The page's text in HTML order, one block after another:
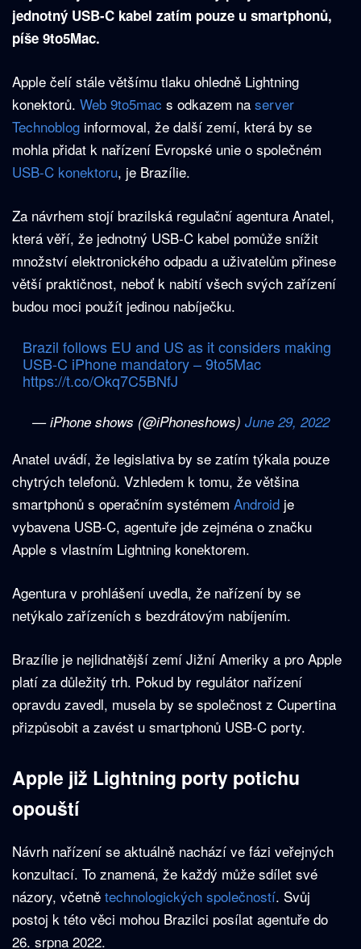
jednotný USB-C kabel zatím pouze u smartphonů,
píše 9to5Mac.
Apple čelí stále většímu tlaku ohledně Lightning
konektorů. Web 9to5mac s odkazem na server
Technoblog informoval, že další zemí, která by se
mohla přidat k nařízení Evropské unie o společném
USB-C konektoru, je Brazílie.
Za návrhem stojí brazilská regulační agentura Anatel,
která věří, že jednotný USB-C kabel pomůže snížit
množství elektronického odpadu a uživatelům přinese
větší praktičnost, neboť k nabití všech svých zařízení
budou moci použít jedinou nabíječku.
Brazil follows EU and US as it considers making
USB-C iPhone mandatory – 9to5Mac
https://t.co/Okq7C5BNfJ
— iPhone shows (@iPhoneshows) June 29, 2022
Anatel uvádí, že legislativa by se zatím týkala pouze
chytrých telefonů. Vzhledem k tomu, že většina
smartphonů s operačním systémem Android je
vybavena USB-C, agentuře jde zejména o značku
Apple s vlastním Lightning konektorem.
Agentura v prohlášení uvedla, že nařízení by se
netýkalo zařízeních s bezdrátovým nabíjením.
Brazílie je nejlidnatější zemí Jižní Ameriky a pro Apple
platí za důležitý trh. Pokud by regulátor nařízení
opravdu zavedl, musela by se společnost z Cupertina
přizpůsobit a zavést u smartphonů USB-C porty.
Apple již Lightning porty potichu
opouští
Návrh nařízení se aktuálně nachází ve fázi veřejných
konzultací. To znamená, že každý může sdílet své
názory, včetně technologických společností. Svůj
postoj k této věci mohou Brazilci posílat agentuře do
26. srpna 2022.